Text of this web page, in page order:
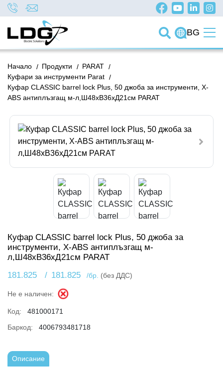
BG
/
Начало /
Продукти /
PARAT
/
Куфари за инструменти Parat
Куфар CLASSIC barrel lock Plus, 50 джоба за инструменти, X-
ABS антиплъзгащ м-л,Ш48хВ36хД21см PARAT
Куфар CLASSIC barrel lock Plus, 50 джоба за
инструменти, X-ABS антиплъзгащ м-
л,Ш48хВ36хД21см PARAT
181.825
/
181.825 /бр. (без ДДС)
Не е наличен:
Код:
481000171
Баркод:
4006793481718
Описание